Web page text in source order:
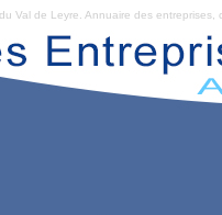
Val de Leyre. Annuaire des entreprises,